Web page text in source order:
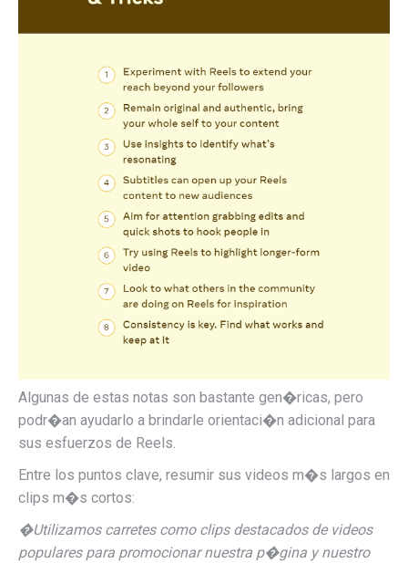
Algunas de estas notas son bastante gen�ricas, pero
podr�an ayudarlo a brindarle orientaci�n adicional para
sus esfuerzos de Reels.
Entre los puntos clave, resumir sus videos m�s largos en
clips m�s cortos:
�Utilizamos carretes como clips destacados de videos
populares para promocionar nuestra p�gina y nuestro